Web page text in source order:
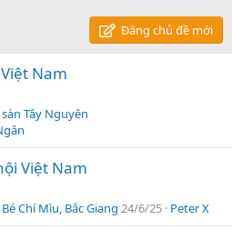
Đăng chủ đề mới
Nam
Tây Nguyên
Việt Nam
Chí Mìu, Bắc Giang 24/6/25 Peter X